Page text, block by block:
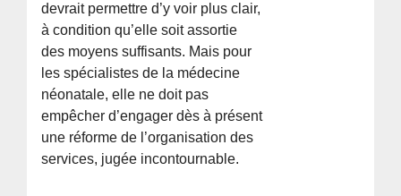
devrait permettre d’y voir plus clair,
à condition qu’elle soit assortie
des moyens suffisants. Mais pour
les spécialistes de la médecine
néonatale, elle ne doit pas
empêcher d’engager dès à présent
une réforme de l’organisation des
services, jugée incontournable.